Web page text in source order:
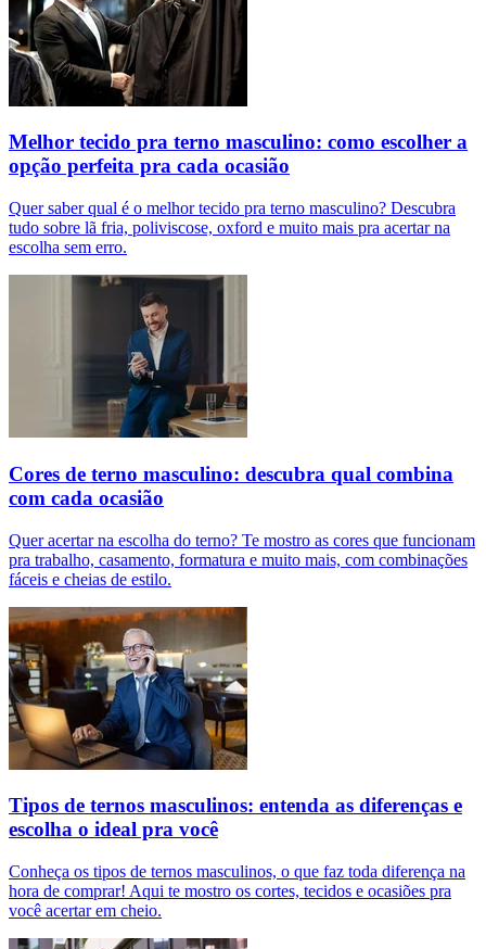
Melhor tecido pra terno masculino: como escolher a
opção perfeita pra cada ocasião
Quer saber qual é o melhor tecido pra terno masculino? Descubra
tudo sobre lã fria, poliviscose, oxford e muito mais pra acertar na
escolha sem erro.
Cores de terno masculino: descubra qual combina
com cada ocasião
Quer acertar na escolha do terno? Te mostro as cores que funcionam
pra trabalho, casamento, formatura e muito mais, com combinações
fáceis e cheias de estilo.
Tipos de ternos masculinos: entenda as diferenças e
escolha o ideal pra você
Conheça os tipos de ternos masculinos, o que faz toda diferença na
hora de comprar! Aqui te mostro os cortes, tecidos e ocasiões pra
você acertar em cheio.